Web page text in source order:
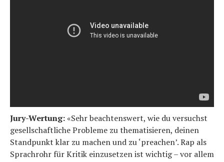
Jury-Wertung:«Sehr beachtenswert, wie du versuchst
gesellschaftliche Probleme zu thematisieren, deinen
Standpunkt klar zu machen und zu ‘preachen’. Rap als
Sprachrohr für Kritik einzusetzen ist wichtig – vor allem